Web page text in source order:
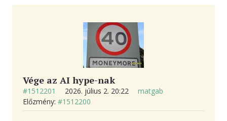
Vége az AI hype-nak
#1512201 2026. július 2. 20:22
matgab
Előzmény: #1512200